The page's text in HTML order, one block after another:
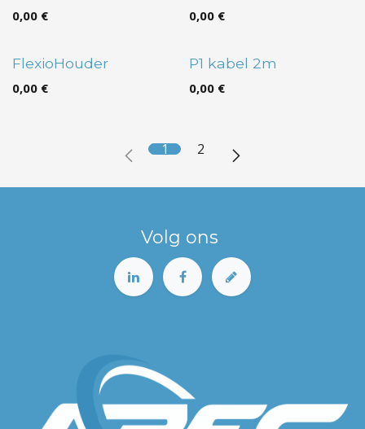
0,00 € 0,00€
FlexioHouder
0,00 €
P1 kabel 2m
0,00€
1 2
Volg ons